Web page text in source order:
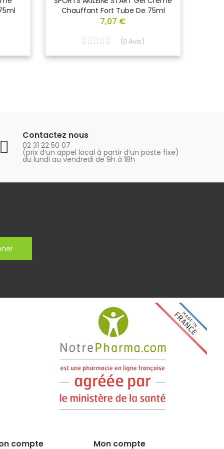
Chauffant Fort Tube De 75ml
7,07 €
(0 Avis)
Contactez nous
02 31 22 50 07
(prix d’un appel local à partir d’un poste fixe)
du lundi au vendredi de 9h à 18h
compte Mon compte